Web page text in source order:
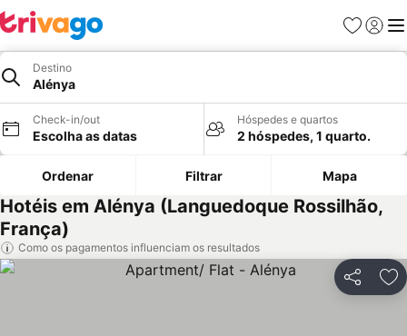
Favoritos
Iniciar
Destino
Alénya
Check-in/out
Escolha as datas
Hóspedes e quartos
2 hóspedes, 1 quarto.
Ordenar Filtrar Mapa
Hotéis em Alénya (Languedoque Rossilhão,
França)
Como os pagamentos influenciam os resultados
Partilhar